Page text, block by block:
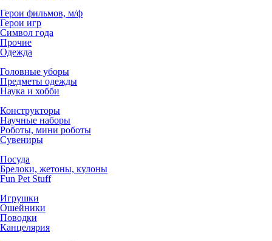
Герои фильмов, м/ф
Герои игр
Символ года
Прочие
Одежда
Головные уборы
Предметы одежды
Наука и хобби
Конструкторы
Научные наборы
Роботы, мини роботы
Сувениры
Посуда
Брелоки, жетоны, кулоны
Fun Pet Stuff
Игрушки
Ошейники
Поводки
Канцелярия